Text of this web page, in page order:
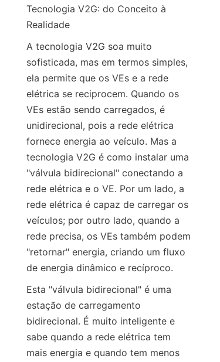
Tecnologia V2G: do Conceito à
Realidade
A tecnologia V2G soa muito
sofisticada, mas em termos simples,
ela permite que os VEs e a rede
elétrica se reciprocem. Quando os
VEs estão sendo carregados, é
unidirecional, pois a rede elétrica
fornece energia ao veículo. Mas a
tecnologia V2G é como instalar uma
"válvula bidirecional" conectando a
rede elétrica e o VE. Por um lado, a
rede elétrica é capaz de carregar os
veículos; por outro lado, quando a
rede precisa, os VEs também podem
"retornar" energia, criando um fluxo
de energia dinâmico e recíproco.
Esta "válvula bidirecional" é uma
estação de carregamento
bidirecional. É muito inteligente e
sabe quando a rede elétrica tem
mais energia e quando tem menos